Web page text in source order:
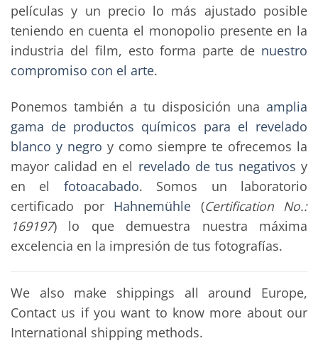
películas y un precio lo más ajustado posible
teniendo en cuenta el monopolio presente en la
industria del film, esto forma parte de nuestro
compromiso con el arte.
Ponemos también a tu disposición una amplia
gama de productos químicos para el revelado
blanco y negro y como siempre te ofrecemos la
mayor calidad en el revelado de tus negativos y
en el fotoacabado. Somos un laboratorio
certificado por Hahnemühle (Certification No.:
169197) lo que demuestra nuestra máxima
excelencia en la impresión de tus fotografías.
We also make shippings all around Europe,
Contact us if you want to know more about our
International shipping methods.